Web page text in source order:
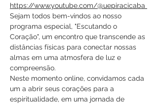
https://www.youtube.com/@uepiracicaba
Sejam todos bem-vindos ao nosso
programa especial, "Escutando o
Coração", um encontro que transcende as
distâncias físicas para conectar nossas
almas em uma atmosfera de luz e
compreensão.
Neste momento online, convidamos cada
um a abrir seus corações para a
espiritualidade, em uma jornada de